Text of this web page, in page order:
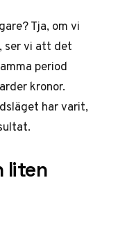
Tja, om vi
, ser vi att det
period
kronor.
har varit,
liten